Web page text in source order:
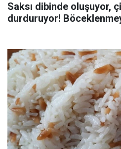
Saksı dibinde oluşuyor,
durduruyor!